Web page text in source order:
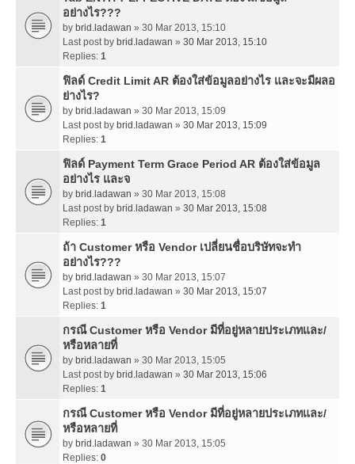
อย่างไร???
by brid.ladawan » 30 Mar 2013, 15:10
Last post by brid.ladawan » 30 Mar 2013, 15:10
Replies: 1
ฟิลด์ Credit Limit AR ต้องใส่ข้อมูลอย่างไร และจะมีผลอ
ย่างไร?
by brid.ladawan » 30 Mar 2013, 15:09
Last post by brid.ladawan » 30 Mar 2013, 15:09
Replies: 1
ฟิลด์ Payment Term Grace Period AR ต้องใส่ข้อมูล
อย่างไร และจ
by brid.ladawan » 30 Mar 2013, 15:08
Last post by brid.ladawan » 30 Mar 2013, 15:08
Replies: 1
ถ้า Customer หรือ Vendor เปลี่ยนชื่อบริษัทจะทำ
อย่างไร???
by brid.ladawan » 30 Mar 2013, 15:07
Last post by brid.ladawan » 30 Mar 2013, 15:07
Replies: 1
กรณี Customer หรือ Vendor มีที่อยู่หลายประเภทและ/
หรือหลายที่
by brid.ladawan » 30 Mar 2013, 15:05
Last post by brid.ladawan » 30 Mar 2013, 15:06
Replies: 1
กรณี Customer หรือ Vendor มีที่อยู่หลายประเภทและ/
หรือหลายที่
by brid.ladawan » 30 Mar 2013, 15:05
Replies: 0